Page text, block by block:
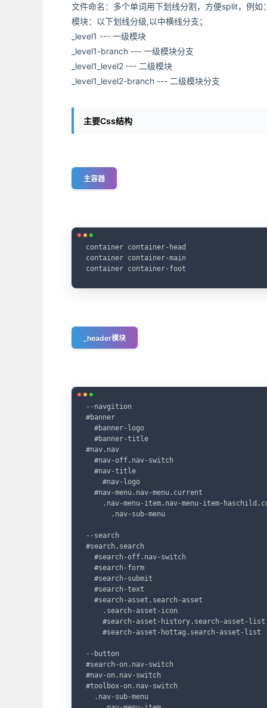
文件命名：多个单词用下划线分割，方便split，例
模块：以下划线分级,以中横线分支；
_level1 --- 一级模块
_level1-branch --- 一级模块分支
_level1_level2 --- 二级模块
_level1_level2-branch --- 二级模块分支
主要Css结构
主容器
container container-head
container container-main
container container-foot
_header模块
--navgition
#banner
  #banner-logo
  #banner-title
#nav.nav
  #nav-off.nav-switch
  #nav-title
    #nav-logo
  #nav-menu.nav-menu.current
.nav-menu-item.nav-menu-item-
      .nav-sub-menu
--search
#search.search
  #search-off.nav-switch
  #search-form
  #search-submit
  #search-text
  #search-asset.search-asset
    .search-asset-icon
    #search-asset-history.search-asset-list
    #search-asset-hottag.search-asset-list
--button
#search-on.nav-switch
#nav-on.nav-switch
#toolbox-on.nav-switch
  .nav-sub-menu